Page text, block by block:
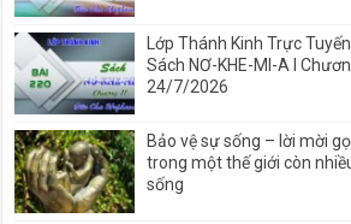
Lớp Thánh Kinh Trực
Sách NƠ-KHE-MI-A I
24/7/2026
Bảo vệ sự sống – lời mời
trong một thế giới còn
sống